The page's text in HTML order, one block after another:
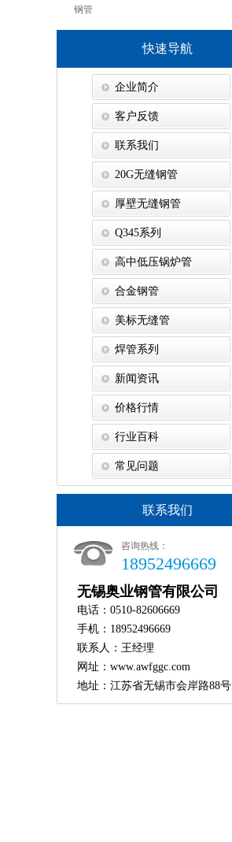
钢管
快速导航
企业简介
客户反馈
联系我们
20G无缝钢管
厚壁无缝钢管
Q345系列
高中低压锅炉管
合金钢管
美标无缝管
焊管系列
新闻资讯
价格行情
行业百科
常见问题
联系我们
咨询热线：
18952496669
无锡奥业钢管有限公司
电话：0510-82606669
手机：18952496669
联系人：王经理
网址：www.awfggc.com
地址：江苏省无锡市会岸路88号